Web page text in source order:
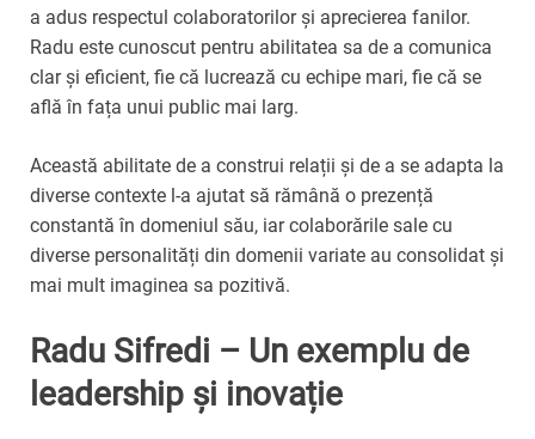
a adus respectul colaboratorilor și aprecierea fanilor.
Radu este cunoscut pentru abilitatea sa de a comunica
clar și eficient, fie că lucrează cu echipe mari, fie că se
află în fața unui public mai larg.
Această abilitate de a construi relații și de a se adapta la
diverse contexte l-a ajutat să rămână o prezență
constantă în domeniul său, iar colaborările sale cu
diverse personalități din domenii variate au consolidat și
mai mult imaginea sa pozitivă.
Radu Sifredi – Un exemplu de
leadership și inovație